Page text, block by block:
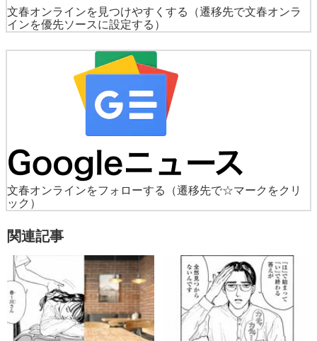
文春オンラインを見つけやすくする
（遷移先で文春オンラ
インを優先ソースに設定する）
文春オンラインをフォローする
（遷移先で☆マークをクリ
ック）
関連記事